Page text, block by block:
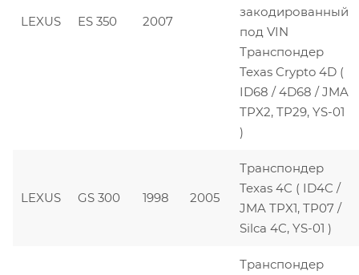
LEXUS ES 350 2007
закодированный
под VIN
Транспондер
Texas Crypto 4D (
ID68 / 4D68 / JMA
TPX2, TP29, YS-01
)
LEXUS GS 300 1998 2005
Транспондер
Texas 4C ( ID4C /
JMA TPX1, TP07 /
Silca 4C, YS-01 )
Транспондер